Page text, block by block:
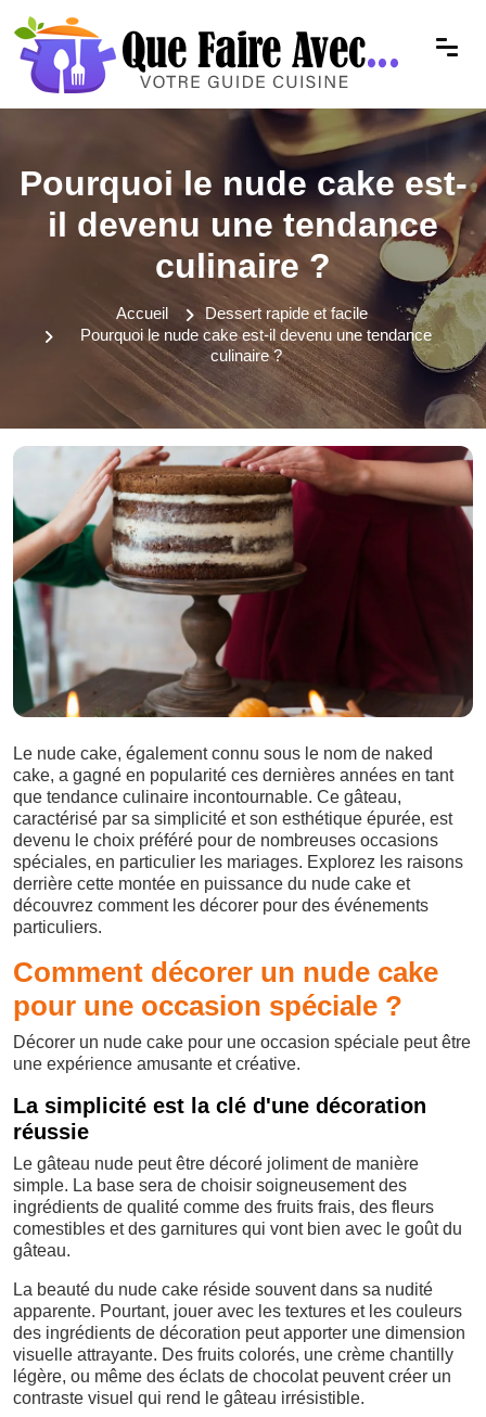
Pourquoi le nude cake est-
il devenu une tendance
culinaire ?
Accueil
Dessert rapide et facile
Pourquoi le nude cake est-il devenu une tendance
culinaire ?
Le nude cake, également connu sous le nom de naked
cake, a gagné en popularité ces dernières années en tant
que tendance culinaire incontournable. Ce gâteau,
caractérisé par sa simplicité et son esthétique épurée, est
devenu le choix préféré pour de nombreuses occasions
spéciales, en particulier les mariages. Explorez les raisons
derrière cette montée en puissance du nude cake et
découvrez comment les décorer pour des événements
particuliers.
Comment décorer un nude cake
pour une occasion spéciale ?
Décorer un nude cake pour une occasion spéciale peut être
une expérience amusante et créative.
La simplicité est la clé d'une décoration
réussie
Le gâteau nude peut être décoré joliment de manière
simple. La base sera de choisir soigneusement des
ingrédients de qualité comme des fruits frais, des fleurs
comestibles et des garnitures qui vont bien avec le goût du
gâteau.
La beauté du nude cake réside souvent dans sa nudité
apparente. Pourtant, jouer avec les textures et les couleurs
des ingrédients de décoration peut apporter une dimension
visuelle attrayante. Des fruits colorés, une crème chantilly
légère, ou même des éclats de chocolat peuvent créer un
contraste visuel qui rend le gâteau irrésistible.